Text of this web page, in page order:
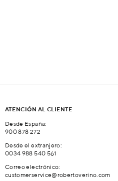
ATENCIÓN AL CLIENTE
Desde España:
900 878 272
Desde el extranjero:
0034 988 540 561
Correo electrónico:
customerservice@robertoverino.com